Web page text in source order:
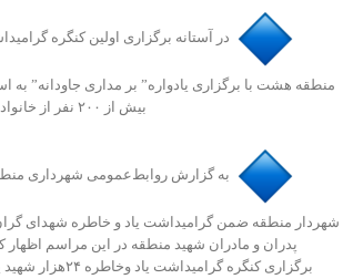
منطقه هشت با برگزاری یادواره” بر مداری جاودانه” به
بیش از ۲۰۰ نفر از خانواده شهدای این منطقه رفت.
️به گزارش روابط‌عمومی شهرداری
شهردار منطقه ضمن گرامیداشت یاد و خاطره شهدای
پدران و مادران شهید منطقه در این مراسم اظهار
برگزاری کنگره